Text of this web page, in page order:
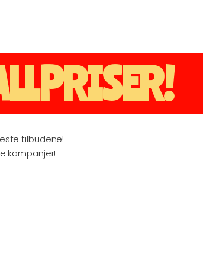
tilbudene!
kampanjer!